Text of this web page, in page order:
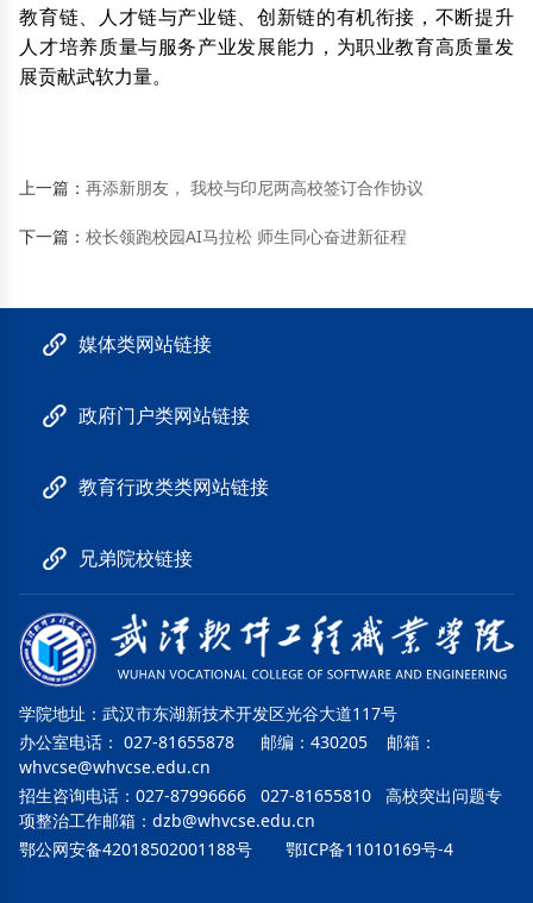
教育链、人才链与产业链、创新链的有机衔接，不断提升
人才培养质量与服务产业发展能力，为职业教育高质量发
展贡献武软力量。
上一篇：再添新朋友， 我校与印尼两高校签订合作协议
下一篇：校长领跑校园AI马拉松 师生同心奋进新征程
媒体类网站链接
政府门户类网站链接
教育行政类类网站链接
兄弟院校链接
学院地址：武汉市东湖新技术开发区光谷大道117号
办公室电话： 027-81655878 邮编：430205 邮箱：
whvcse@whvcse.edu.cn
招生咨询电话：027-87996666 027-81655810 高校突出问题专
项整治工作邮箱：dzb@whvcse.edu.cn
鄂公网安备42018502001188号
鄂ICP备11010169号-4